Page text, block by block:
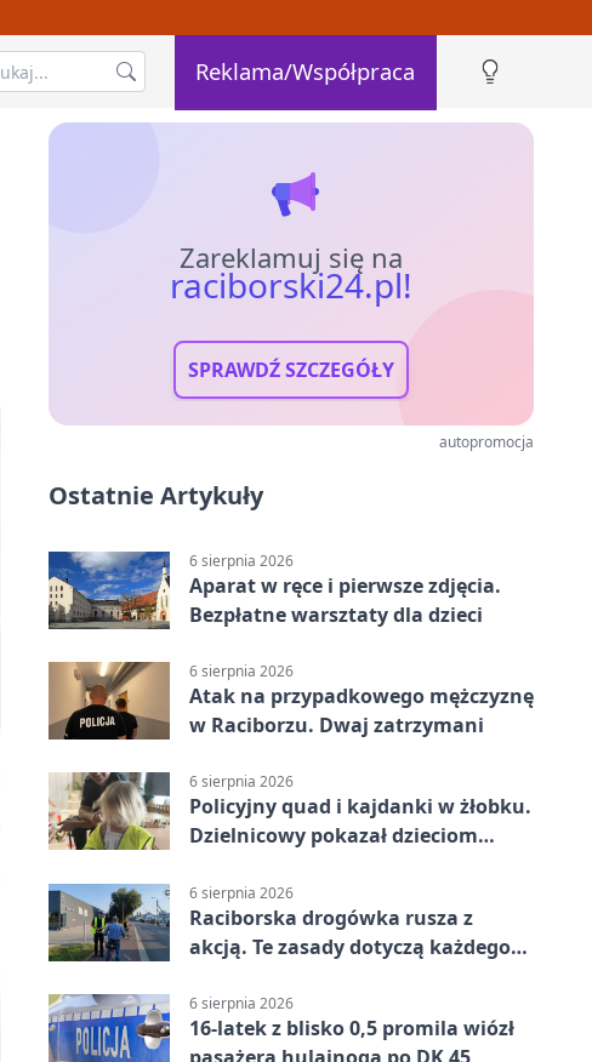
Reklama/Współpraca
Zareklamuj się na
raciborski24.pl!
SPRAWDŹ SZCZEGÓŁY
autopromocja
Ostatnie Artykuły
6 sierpnia 2026
Aparat w ręce i pierwsze zdjęcia.
Bezpłatne warsztaty dla dzieci
6 sierpnia 2026
Atak na przypadkowego mężczyznę
w Raciborzu. Dwaj zatrzymani
6 sierpnia 2026
Policyjny quad i kajdanki w żłobku.
Dzielnicowy pokazał dzieciom
6 sierpnia 2026
Raciborska drogówka rusza z
akcją. Te zasady dotyczą każdego
6 sierpnia 2026
16-latek z blisko 0,5 promila wiózł